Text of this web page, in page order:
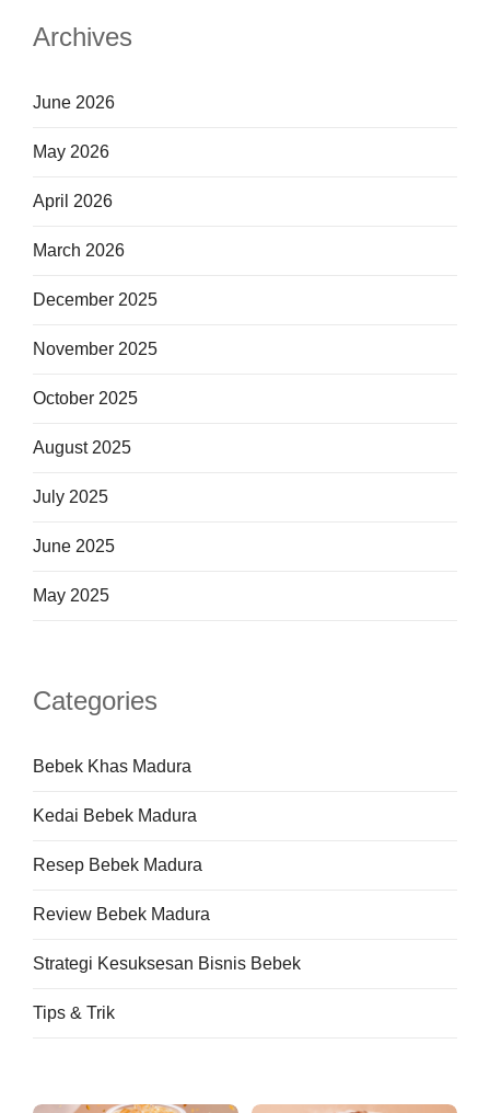
Archives
June 2026
May 2026
April 2026
March 2026
December 2025
November 2025
October 2025
August 2025
July 2025
June 2025
May 2025
Categories
Bebek Khas Madura
Kedai Bebek Madura
Resep Bebek Madura
Review Bebek Madura
Strategi Kesuksesan Bisnis Bebek
Tips & Trik